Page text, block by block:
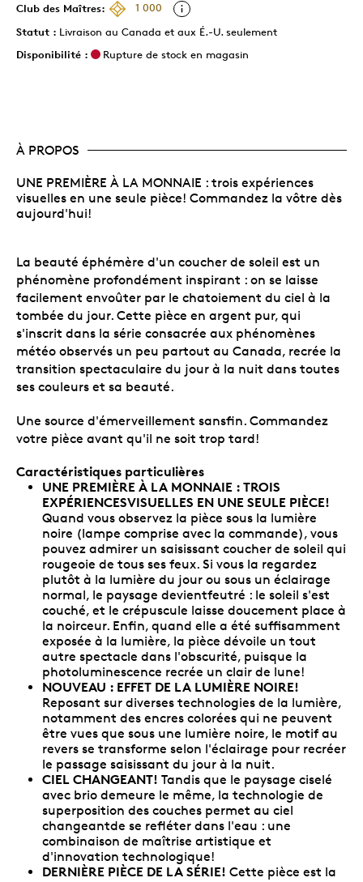
Club des Maîtres:
1 000
Statut : Livraison au Canada et aux É.-U. seulement
Disponibilité :
Rupture de stock en magasin
À PROPOS
UNE PREMIÈRE À LA MONNAIE : trois expériences
visuelles en une seule pièce! Commandez la vôtre dès
aujourd'hui!
La beauté éphémère d'un coucher de soleil est un
phénomène profondément inspirant : on se laisse
facilement envoûter par le chatoiement du ciel à la
tombée du jour. Cette pièce en argent pur, qui
s'inscrit dans la série consacrée aux phénomènes
météo observés un peu partout au Canada, recrée la
transition spectaculaire du jour à la nuit dans toutes
ses couleurs et sa beauté.
Une source d'émerveillement sansfin. Commandez
votre pièce avant qu'il ne soit trop tard!
Caractéristiques particulières
UNE PREMIÈRE À LA MONNAIE : TROIS
EXPÉRIENCESVISUELLES EN UNE SEULE PIÈCE!
Quand vous observez la pièce sous la lumière
noire (lampe comprise avec la commande), vous
pouvez admirer un saisissant coucher de soleil qui
rougeoie de tous ses feux. Si vous la regardez
plutôt à la lumière du jour ou sous un éclairage
normal, le paysage devientfeutré : le soleil s'est
couché, et le crépuscule laisse doucement place à
la noirceur. Enfin, quand elle a été suffisamment
exposée à la lumière, la pièce dévoile un tout
autre spectacle dans l'obscurité, puisque la
photoluminescence recrée un clair de lune!
NOUVEAU : EFFET DE LA LUMIÈRE NOIRE!
Reposant sur diverses technologies de la lumière,
notamment des encres colorées qui ne peuvent
être vues que sous une lumière noire, le motif au
revers se transforme selon l'éclairage pour recréer
le passage saisissant du jour à la nuit.
CIEL CHANGEANT! Tandis que le paysage ciselé
avec brio demeure le même, la technologie de
superposition des couches permet au ciel
changeantde se refléter dans l'eau : une
combinaison de maîtrise artistique et
d'innovation technologique!
DERNIÈRE PIÈCE DE LA SÉRIE! Cette pièce est la